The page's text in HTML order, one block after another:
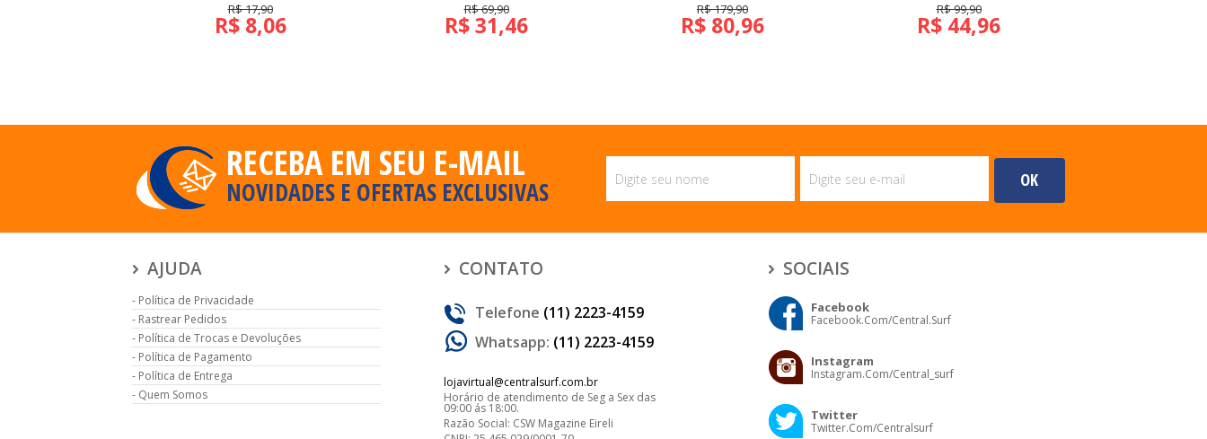
R$ 17,90
R$ 8,06
R$ 69,90
R$ 31,46
R$ 179,90
R$ 80,96
R$ 99,90
R$ 44,96
RECEBA EM SEU E-MAIL
NOVIDADES E OFERTAS EXCLUSIVAS
AJUDA
Política de Privacidade
Rastrear Pedidos
Política de Trocas e Devoluções
Política de Pagamento
Política de Entrega
Quem Somos
CONTATO
Telefone (11) 2223-4159
Whatsapp: (11) 2223-4159
lojavirtual@centralsurf.com.br
Horário de atendimento de Seg a Sex das
09:00 ás 18:00.
Razão Social: CSW Magazine Eireli
SOCIAIS
Facebook
Facebook.com/central.surf
Instagram
Instagram.com/central_surf
Twitter
Twitter.com/centralsurf